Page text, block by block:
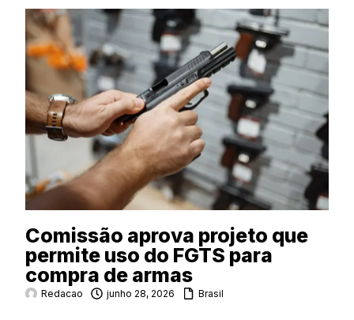
Comissão aprova projeto que
permite uso do FGTS para
compra de armas
Redacao junho 28, 2026 Brasil